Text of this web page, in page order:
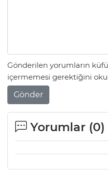
Gönderilen yorumların
içermemesi gerektiğini
Gönder
Yorumlar (0)